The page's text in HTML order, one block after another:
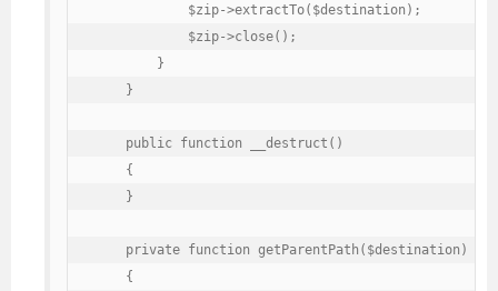
            $zip->extractTo($destination);
            $zip->close();
        }
    }
    public function __destruct()
    {
    }
    private function getParentPath($destination)
    {